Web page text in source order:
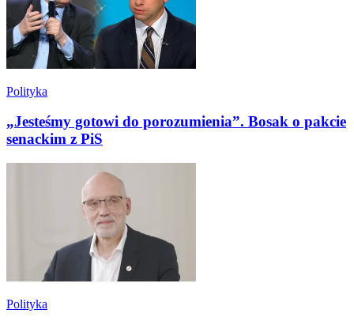
Polityka
„Jesteśmy gotowi do porozumienia”. Bosak o pakcie
senackim z PiS
Polityka